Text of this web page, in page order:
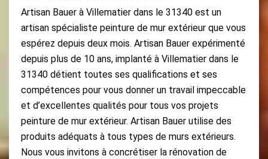
Artisan Bauer à Villematier dans le 31340 est un
artisan spécialiste peinture de mur extérieur que vous
espérez depuis deux mois. Artisan Bauer expérimenté
depuis plus de 10 ans, implanté à Villematier dans le
31340 détient toutes ses qualifications et ses
compétences pour vous donner un travail impeccable
et d’excellentes qualités pour tous vos projets
peinture de mur extérieur. Artisan Bauer utilise des
produits adéquats à tous types de murs extérieurs.
Nous vous invitons à concrétiser la rénovation de